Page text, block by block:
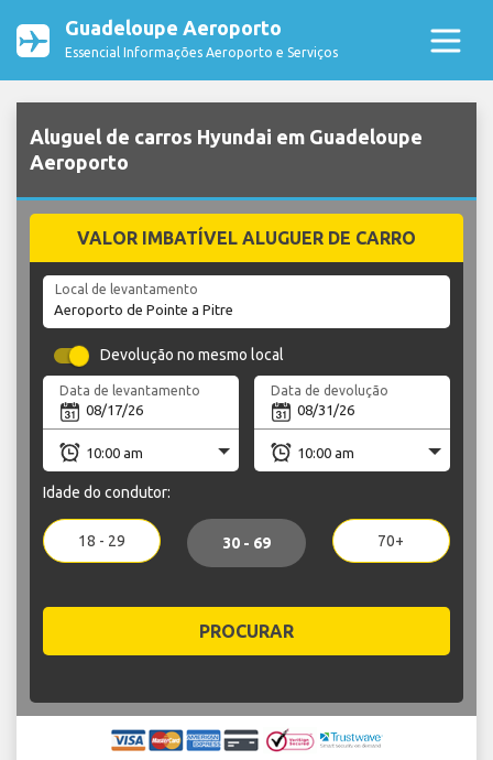
Guadeloupe Aeroporto
Essencial Informações Aeroporto e Serviços
Aluguel de carros Hyundai em Guadeloupe
Aeroporto
VALOR IMBATÍVEL ALUGUER DE CARRO
Local de levantamento
Devolução no mesmo local
Data de levantamento Data de devolução
Idade do condutor:
18 - 29 30 - 69 70+
PROCURAR